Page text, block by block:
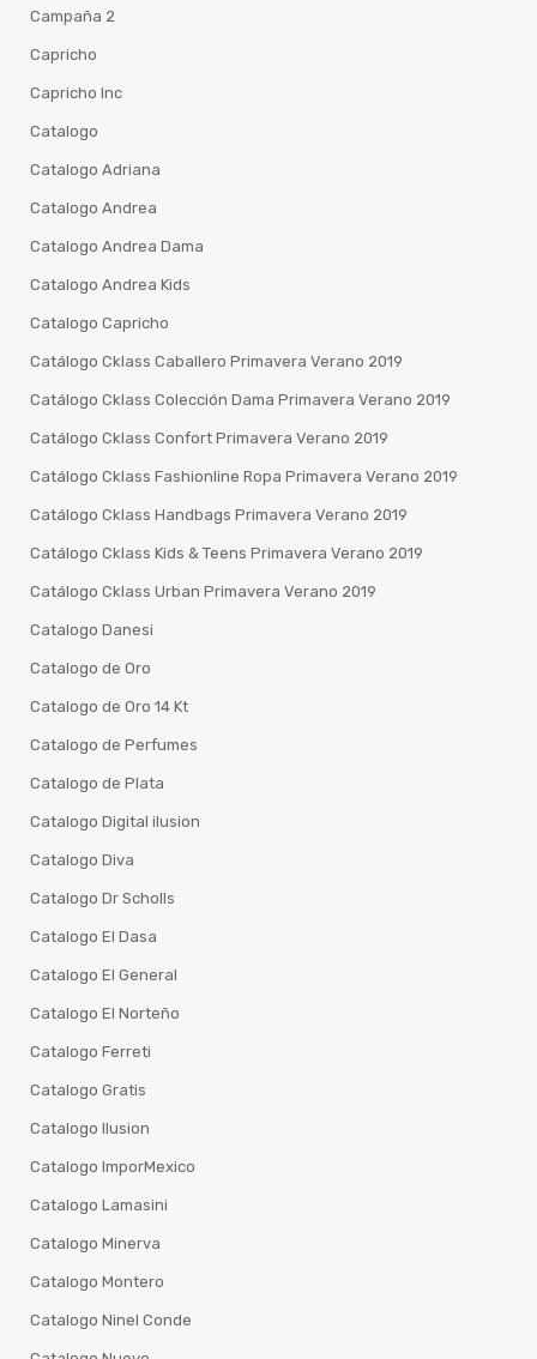
Campaña 2
Capricho
Capricho Inc
Catalogo
Catalogo Adriana
Catalogo Andrea
Catalogo Andrea Dama
Catalogo Andrea Kids
Catalogo Capricho
Catálogo Cklass Caballero Primavera Verano 2019
Catálogo Cklass Colección Dama Primavera Verano 2019
Catálogo Cklass Confort Primavera Verano 2019
Catálogo Cklass Fashionline Ropa Primavera Verano 2019
Catálogo Cklass Handbags Primavera Verano 2019
Catálogo Cklass Kids & Teens Primavera Verano 2019
Catálogo Cklass Urban Primavera Verano 2019
Catalogo Danesi
Catalogo de Oro
Catalogo de Oro 14 Kt
Catalogo de Perfumes
Catalogo de Plata
Catalogo Digital ilusion
Catalogo Diva
Catalogo Dr Scholls
Catalogo El Dasa
Catalogo El General
Catalogo El Norteño
Catalogo Ferreti
Catalogo Gratis
Catalogo Ilusion
Catalogo ImporMexico
Catalogo Lamasini
Catalogo Minerva
Catalogo Montero
Catalogo Ninel Conde